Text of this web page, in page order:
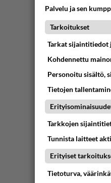
Palvelu ja sen
Tarkoitukset
Tarkat sijaintitiedot
Kohdennettu
Personoitu sisältö,
Tietojen
Tarkkojen
Tunnista laitteet
Erityiset
Tietoturva,